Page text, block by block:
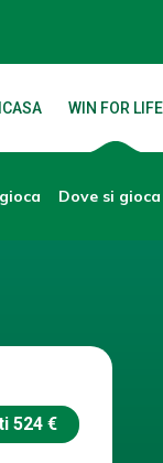
WIN FOR LIFE
Dove si gioca
524 €